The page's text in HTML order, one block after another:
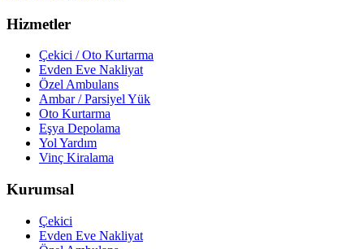
Hizmetler
Çekici / Oto Kurtarma
Evden Eve Nakliyat
Özel Ambulans
Ambar / Parsiyel Yük
Oto Kurtarma
Eşya Depolama
Yol Yardım
Vinç Kiralama
Kurumsal
Çekici
Evden Eve Nakliyat